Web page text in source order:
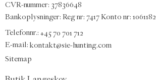
CVR-nummer: 37836648
Bankoplysninger: Reg nr: 7417 Konto nr: 1061182
Telefonnr.: +45 70 701 712
E-mail: kontakt@sie-hunting.com
Sitemap